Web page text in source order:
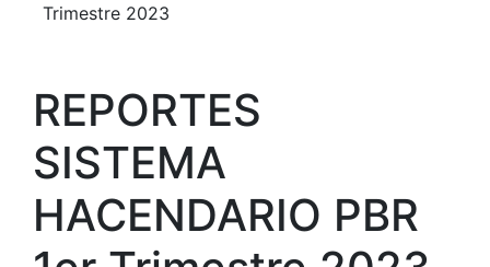
Trimestre 2023
REPORTES
SISTEMA
HACENDARIO PBR